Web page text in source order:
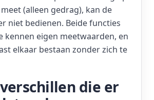
(alleen gedrag), kan de
niet bedienen. Beide functies
kennen eigen meetwaarden, en
elkaar bestaan zonder zich te
die er